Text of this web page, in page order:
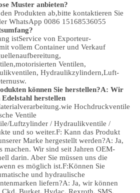
Muster anbieten?
Produkten ab,bitte kontaktieren Sie
WhatsApp 0086 15168536055
istService von Exporteur-
vollem Container und Verkauf
motorisierten Ventilen,
Hydraulikzylindern,Luft-
usw.
können Sie herstellen?A: Wir
herstellen
wie Hochdruckventile
Ventile
/Luftzylinder / Hydraulikventile /
und so weiter.F: Kann das Produkt
Marke hergestellt werden?A: Ja,
machen. Wir sind seit Jahren OEM-
darin. Aber Sie müssen uns die
es möglich ist.F:Können Sie
und hydraulische
liefern?A: Ja, wir können